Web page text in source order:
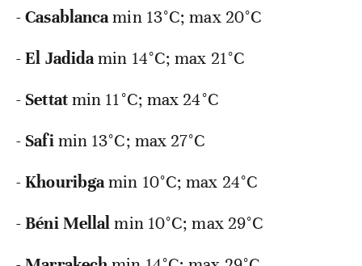
-Casablancamin 13°C; max 20°C
-El Jadidamin 14°C; max 21°C
- Settatmin 11°C; max 24°C
- Safimin 13°C; max 27°C
-Khouribgamin 10°C; max 24°C
-Béni Mellalmin 10°C; max 29°C